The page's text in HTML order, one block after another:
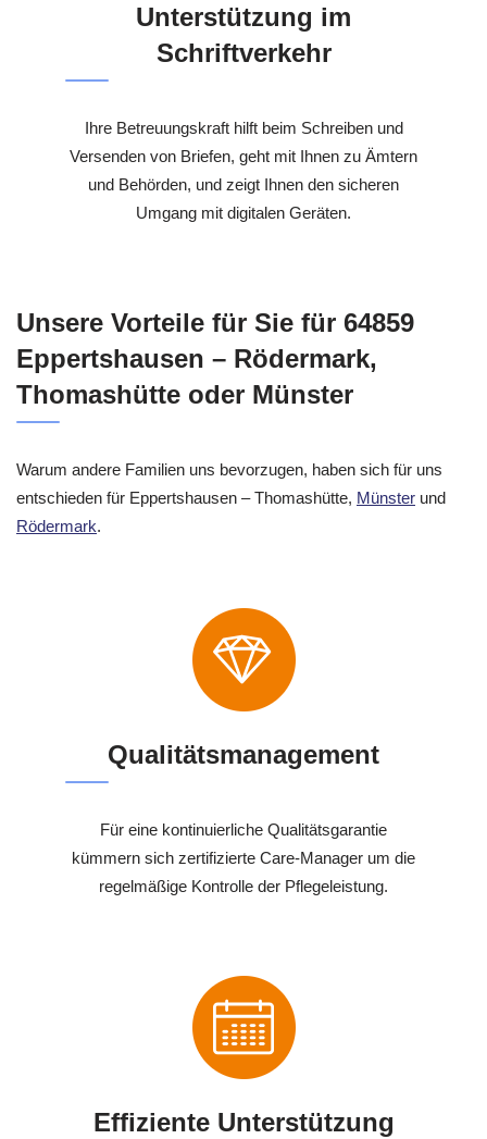
Unterstützung im
Schriftverkehr
Ihre Betreuungskraft hilft beim Schreiben und
Versenden von Briefen, geht mit Ihnen zu Ämtern
und Behörden, und zeigt Ihnen den sicheren
Umgang mit digitalen Geräten.
Unsere Vorteile für Sie für 64859
Eppertshausen – Rödermark,
Thomashütte oder Münster
Warum andere Familien uns bevorzugen, haben sich für uns
entschieden für Eppertshausen – Thomashütte, Münster und
Rödermark.
Qualitätsmanagement
Für eine kontinuierliche Qualitätsgarantie
kümmern sich zertifizierte Care-Manager um die
regelmäßige Kontrolle der Pflegeleistung.
Effiziente Unterstützung